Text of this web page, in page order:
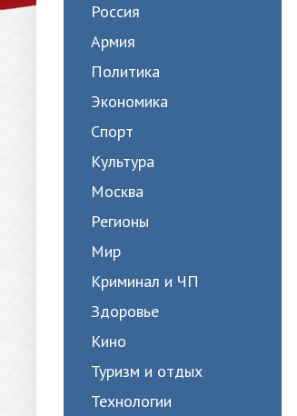
Россия
Армия
Политика
Экономика
Спорт
Культура
Москва
Регионы
Мир
Криминал и ЧП
Здоровье
Кино
Туризм и отдых
Технологии